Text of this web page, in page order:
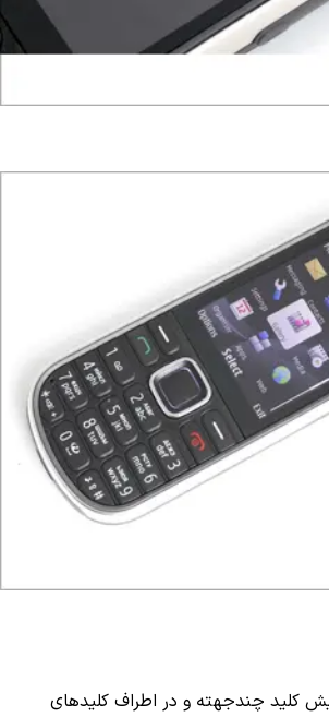
کلید چندجهته و در اطراف کلیدهای